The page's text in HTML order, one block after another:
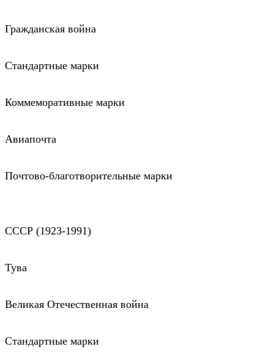
Гражданская война
Стандартные марки
Коммеморативные марки
Авиапочта
Почтово-благотворительные марки
СССР (1923-1991)
Тува
Великая Отечественная война
Стандартные марки